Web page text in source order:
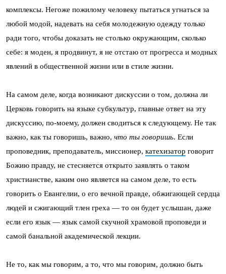
комплексы. Негоже пожилому человеку пытаться угнаться за
любой модой, надевать на себя молодежную одежду только
ради того, чтобы доказать не столько окружающим, сколько
себе: я моден, я продвинут, я не отстаю от прогресса и модных
явлений в общественной жизни или в стиле жизни.
На самом деле, когда возникают дискуссии о том, должна ли
Церковь говорить на языке субкультур, главные ответ на эту
дискуссию, по-моему, должен сводиться к следующему. Не так
важно, как ты говоришь, важно, что ты говоришь. Если
проповедник, преподаватель, миссионер, катехизатор говорит
Божию правду, не стесняется открыто заявлять о таком
христианстве, каким оно является на самом деле, то есть
говорить о Евангелии, о его вечной правде, обжигающей сердца
людей и сжигающий тлен греха — то он будет услышан, даже
если его язык — язык самой скучной храмовой проповеди и
самой банальной академической лекции.
Не то, как мы говорим, а то, что мы говорим, должно быть